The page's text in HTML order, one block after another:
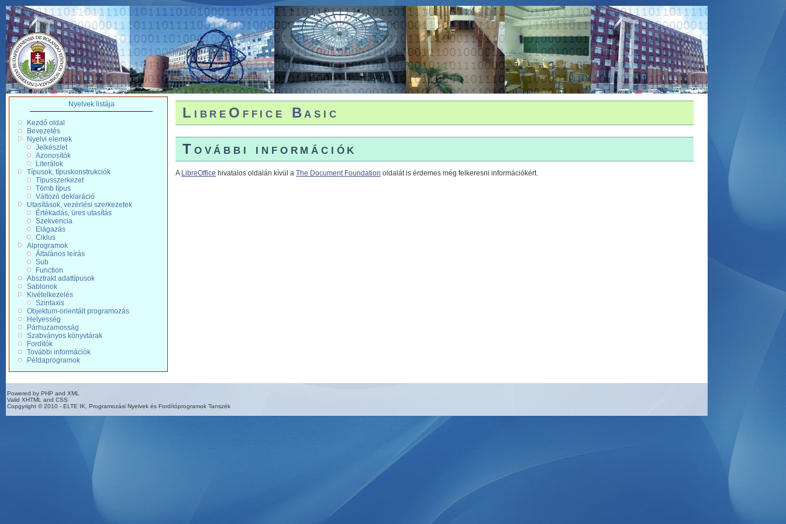
Nyelvek listája
Kezdő oldal
Bevezetés
Nyelvi elemek
Jelkészlet
Azonosítók
Literálok
Típusok, típuskonstrukciók
Típusszerkezet
Tömb típus
Változó deklaráció
Utasítások, vezérlési szerkezetek
Értékadás, üres utasítás
Szekvencia
Elágazás
Ciklus
Alprogramok
Általános leírás
Sub
Function
Absztrakt adattípusok
Sablonok
Kivételkezelés
Szintaxis
Objektum-orientált programozás
Helyesség
Párhuzamosság
Szabványos könyvtárak
Fordítók
További információk
Példaprogramok
LibreOffice Basic
További információk
A LibreOffice hivatalos oldalán kívül a The Document Foundation oldalát is érdemes még felkeresni információkért.
Powered by PHP and XML
Valid XHTML and CSS
Copgyright © 2010 - ELTE IK, Programozási Nyelvek és Fordítóprogramok Tanszék